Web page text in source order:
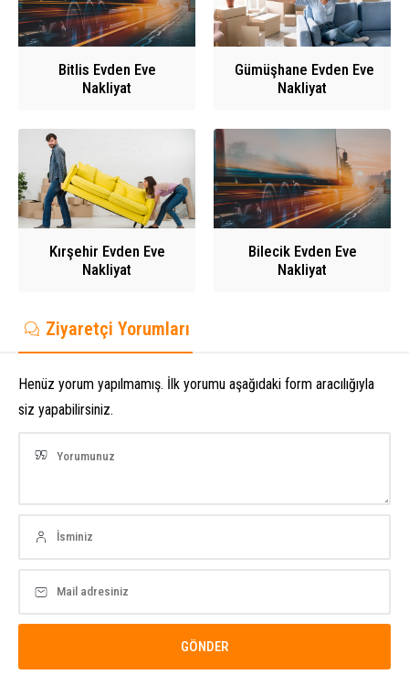
Bitlis Evden Eve
Nakliyat
Gümüşhane Evden Eve
Nakliyat
Kırşehir Evden Eve
Nakliyat
Bilecik Evden Eve
Nakliyat
Ziyaretçi Yorumları
Henüz yorum yapılmamış. İlk yorumu aşağıdaki form aracılığıyla
siz yapabilirsiniz.